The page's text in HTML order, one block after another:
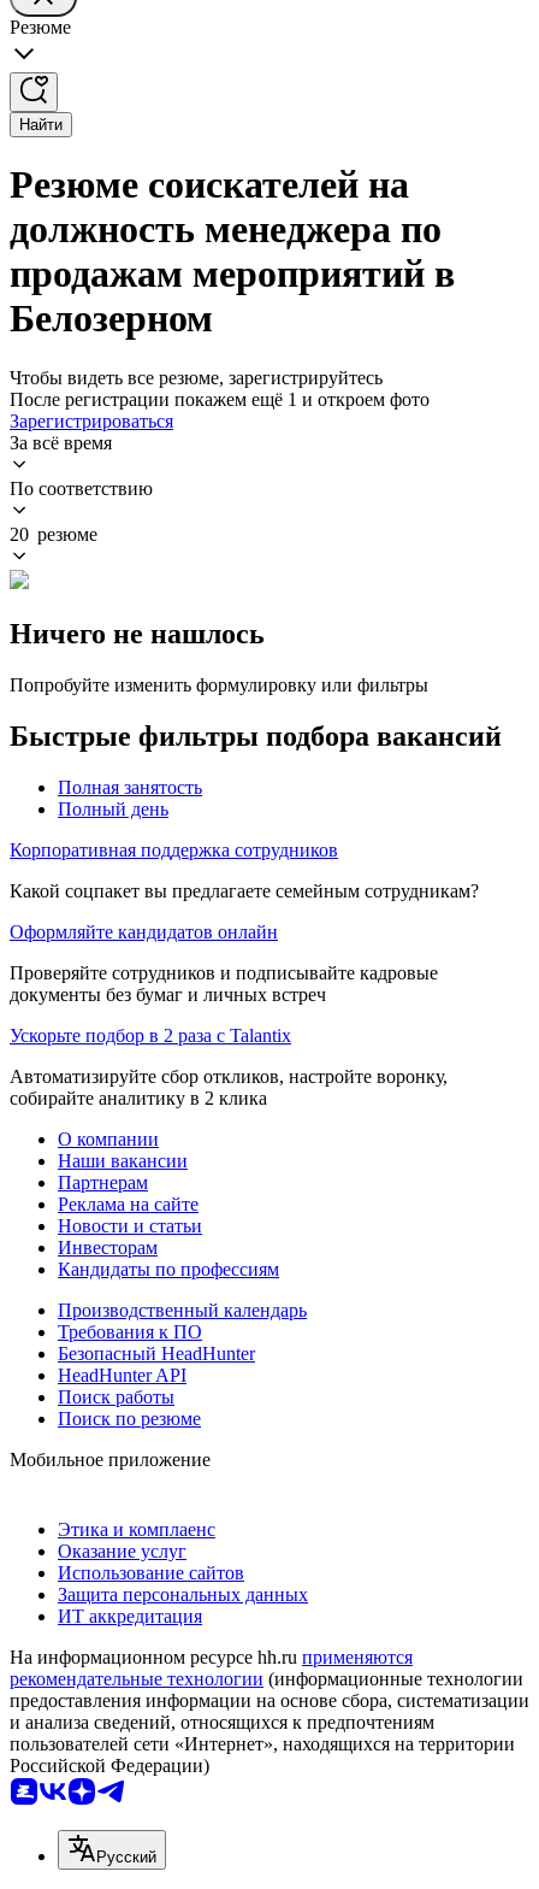
Резюме
Найти
Резюме соискателей на
должность менеджера по
продажам мероприятий в
Белозерном
Чтобы видеть все резюме, зарегистрируйтесь
После регистрации покажем ещё 1 и откроем фото
Зарегистрироваться
За всё время
По соответствию
20 резюме
Ничего не нашлось
Попробуйте изменить формулировку или фильтры
Быстрые фильтры подбора вакансий
Полная занятость
Полный день
Корпоративная поддержка сотрудников
Какой соцпакет вы предлагаете семейным сотрудникам?
Оформляйте кандидатов онлайн
Проверяйте сотрудников и подписывайте кадровые
документы без бумаг и личных встреч
Ускорьте подбор в 2 раза с Talantix
Автоматизируйте сбор откликов, настройте воронку,
собирайте аналитику в 2 клика
О компании
Наши вакансии
Партнерам
Реклама на сайте
Новости и статьи
Инвесторам
Кандидаты по профессиям
Производственный календарь
Требования к ПО
Безопасный HeadHunter
HeadHunter API
Поиск работы
Поиск по резюме
Мобильное приложение
Этика и комплаенс
Оказание услуг
Использование сайтов
Защита персональных данных
ИТ аккредитация
На информационном ресурсе hh.ru применяются
рекомендательные технологии (информационные технологии
предоставления информации на основе сбора, систематизации
и анализа сведений, относящихся к предпочтениям
пользователей сети «Интернет», находящихся на территории
Российской Федерации)
Русский